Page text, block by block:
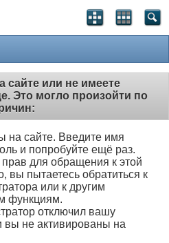
сайте или не имеете
Это могло произойти по
на сайте. Введите имя
и попробуйте ещё раз.
для обращения к этой
вы пытаетесь обратиться к
или к другим
функциям.
отключил вашу
вы не активированы на